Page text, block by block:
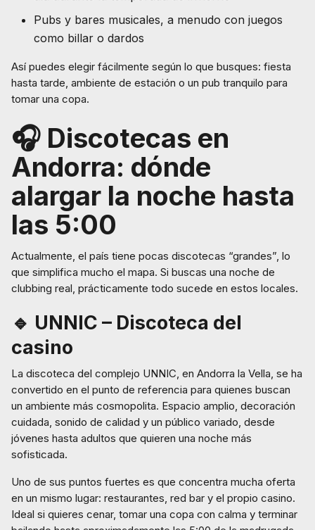
Pubs y bares musicales, a menudo con juegos
como billar o dardos
Así puedes elegir fácilmente según lo que busques: fiesta
hasta tarde, ambiente de estación o un pub tranquilo para
tomar una copa.
🎧 Discotecas en
Andorra: dónde
alargar la noche hasta
las 5:00
Actualmente, el país tiene pocas discotecas “grandes”, lo
que simplifica mucho el mapa. Si buscas una noche de
clubbing real, prácticamente todo sucede en estos locales.
🔹 UNNIC – Discoteca del
casino
La discoteca del complejo UNNIC, en Andorra la Vella, se ha
convertido en el punto de referencia para quienes buscan
un ambiente más cosmopolita. Espacio amplio, decoración
cuidada, sonido de calidad y un público variado, desde
jóvenes hasta adultos que quieren una noche más
sofisticada.
Uno de sus puntos fuertes es que concentra mucha oferta
en un mismo lugar: restaurantes, red bar y el propio casino.
Ideal si quieres cenar, tomar una copa con calma y terminar